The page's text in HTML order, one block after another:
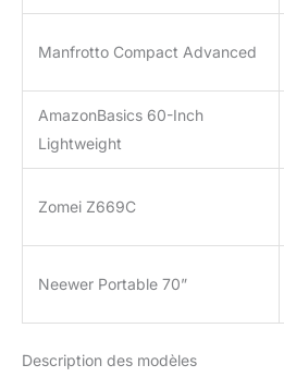
Manfrotto Compact Advanced
AmazonBasics 60-Inch
Lightweight
Zomei Z669C
Neewer Portable 70”
Description des modèles